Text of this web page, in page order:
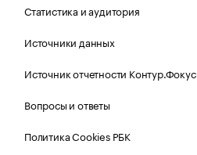
Статистика и аудитория
Источники данных
Источник отчетности Контур.Фокус
Вопросы и ответы
Политика Cookies РБК